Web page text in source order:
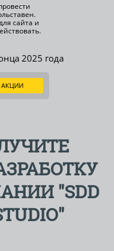
сайта и
2025 года
АКЦИИ
"SDD